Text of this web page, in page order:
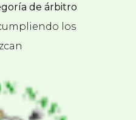
de árbitro
los